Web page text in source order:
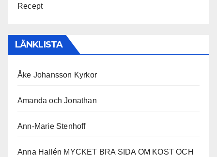
Recept
LÄNKLISTA
Åke Johansson Kyrkor
Amanda och Jonathan
Ann-Marie Stenhoff
Anna Hallén MYCKET BRA SIDA OM KOST OCH